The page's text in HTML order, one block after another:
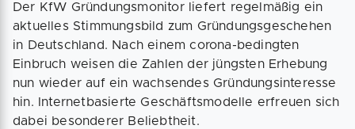
Der KfW Gründungsmonitor liefert regelmäßig ein
aktuelles Stimmungsbild zum Gründungsgeschehen
in Deutschland. Nach einem corona-bedingten
Einbruch weisen die Zahlen der jüngsten Erhebung
nun wieder auf ein wachsendes Gründungsinteresse
hin. Internetbasierte Geschäftsmodelle erfreuen sich
dabei besonderer Beliebtheit.